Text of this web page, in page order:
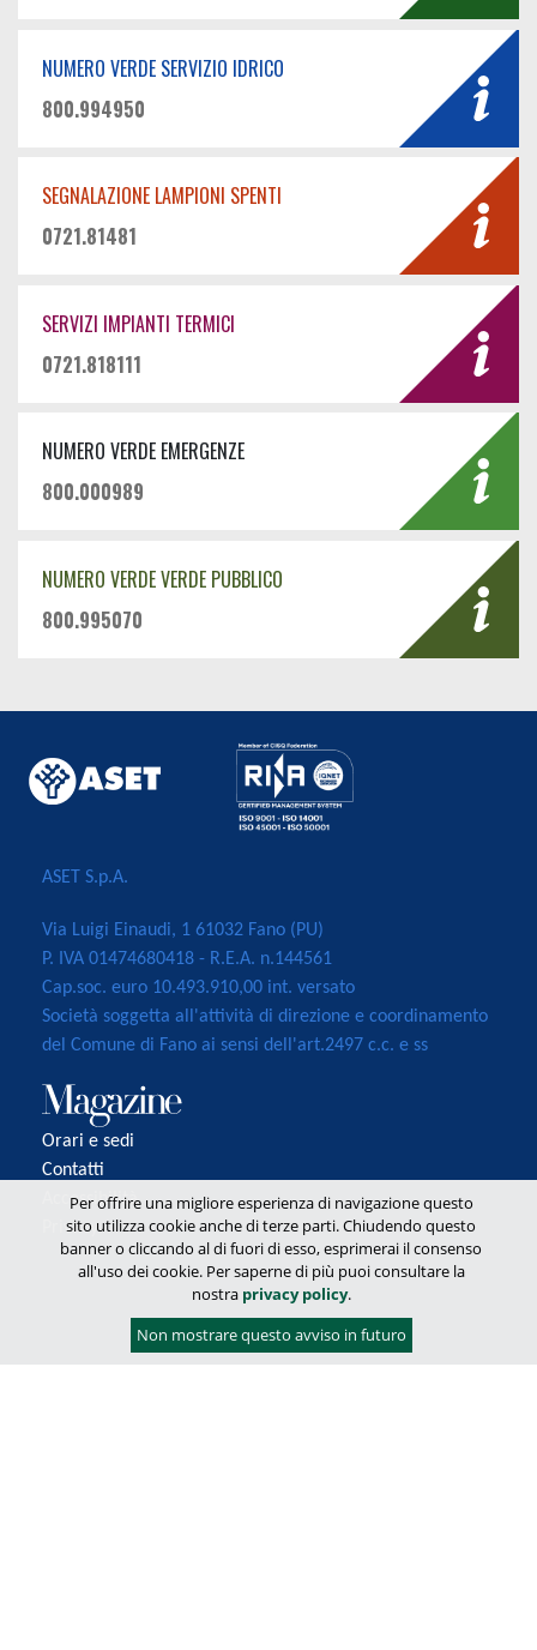
NUMERO VERDE SERVIZIO IDRICO
800.994950
SEGNALAZIONE LAMPIONI SPENTI
0721.81481
SERVIZI IMPIANTI TERMICI
0721.818111
NUMERO VERDE EMERGENZE
800.000989
NUMERO VERDE VERDE PUBBLICO
800.995070
ASET S.p.A.
Via Luigi Einaudi, 1 61032 Fano (PU)
P. IVA 01474680418 - R.E.A. n.144561
Cap.soc. euro 10.493.910,00 int. versato
Società soggetta all'attività di direzione e coordinamento
del Comune di Fano ai sensi dell'art.2497 c.c. e ss
Orari e sedi
Contatti
Accessibilità
Privacy
Per offrire una migliore esperienza di navigazione questo
sito utilizza cookie anche di terze parti. Chiudendo questo
banner o cliccando al di fuori di esso, esprimerai il consenso
all'uso dei cookie. Per saperne di più puoi consultare la
nostra privacy policy.